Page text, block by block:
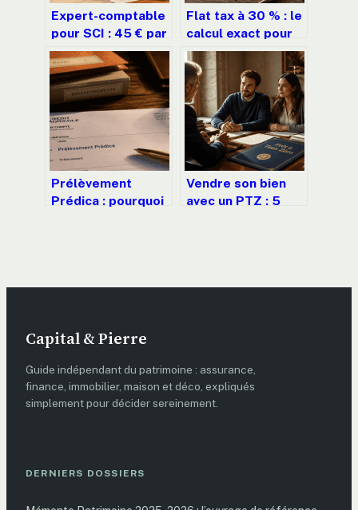
Expert-comptable
pour SCI : 45 € par
mois pour
sécuriser votre
fiscalité et
protéger votre
patrimoine
Flat tax à 30 % : le
calcul exact pour
convertir votre
taux brut en net
Prélèvement
Prédica : pourquoi
stopper ?
Vendre son bien
avec un PTZ : 5
Capital & Pierre
Guide indépendant du patrimoine : assurance,
finance, immobilier, maison et déco, expliqués
simplement pour décider sereinement.
DERNIERS DOSSIERS